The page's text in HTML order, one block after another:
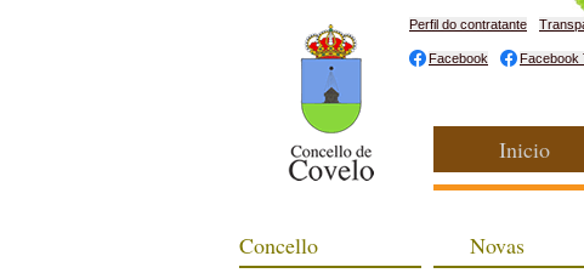
Perfil do contratante
Facebook Facebook
Inicio
Concello
Novas